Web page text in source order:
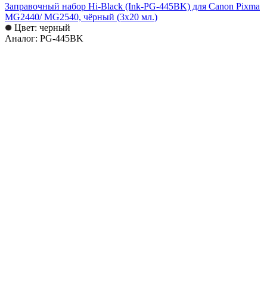
Заправочный набор Hi-Black (Ink-PG-445BK) для Canon Pixma
MG2440/ MG2540, чёрный (3х20 мл.)
Цвет: черный
Аналог: PG-445BK